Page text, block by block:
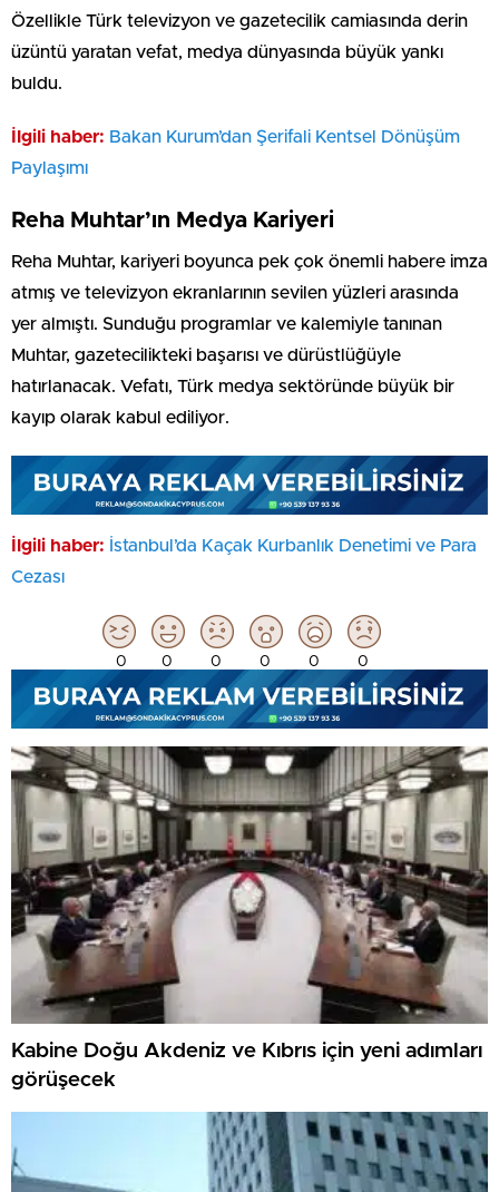
Özellikle Türk televizyon ve gazetecilik camiasında derin
üzüntü yaratan vefat, medya dünyasında büyük yankı
buldu.
İlgili haber: Bakan Kurum’dan Şerifali Kentsel Dönüşüm
Paylaşımı
Reha Muhtar’ın Medya Kariyeri
Reha Muhtar, kariyeri boyunca pek çok önemli habere imza
atmış ve televizyon ekranlarının sevilen yüzleri arasında
yer almıştı. Sunduğu programlar ve kalemiyle tanınan
Muhtar, gazetecilikteki başarısı ve dürüstlüğüyle
hatırlanacak. Vefatı, Türk medya sektöründe büyük bir
kayıp olarak kabul ediliyor.
İlgili haber: İstanbul’da Kaçak Kurbanlık Denetimi ve Para
Cezası
0 0 0 0 0 0
Kabine Doğu Akdeniz ve Kıbrıs için yeni adımları
görüşecek